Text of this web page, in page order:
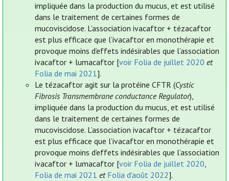
impliquée dans la production du mucus, et est utilisé
dans le traitement de certaines formes de
mucoviscidose. L’association ivacaftor + tézacaftor
est plus efficace que l’ivacaftor en monothérapie et
provoque moins d’effets indésirables que l’association
ivacaftor + lumacaftor [voir Folia de juillet 2020 et
Folia de mai 2021].
Le tézacaftor agit sur la protéine CFTR (Cystic
Fibrosis Transmembrane conductance Regulator),
impliquée dans la production du mucus, et est utilisé
dans le traitement de certaines formes de
mucoviscidose. L’association ivacaftor + tézacaftor
est plus efficace que l’ivacaftor en monothérapie et
provoque moins d’effets indésirables que l’association
ivacaftor + lumacaftor [voir Folia de juillet 2020,
Folia de mai 2021 et Folia d'août 2022].